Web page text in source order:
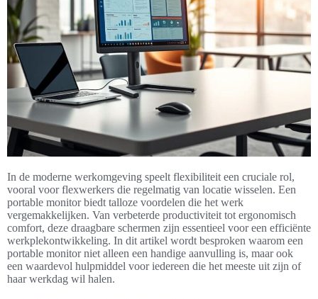
In de moderne werkomgeving speelt flexibiliteit een cruciale rol,
vooral voor flexwerkers die regelmatig van locatie wisselen. Een
portable monitor biedt talloze voordelen die het werk
vergemakkelijken. Van verbeterde productiviteit tot ergonomisch
comfort, deze draagbare schermen zijn essentieel voor een efficiënte
werkplekontwikkeling. In dit artikel wordt besproken waarom een
portable monitor niet alleen een handige aanvulling is, maar ook
een waardevol hulpmiddel voor iedereen die het meeste uit zijn of
haar werkdag wil halen.